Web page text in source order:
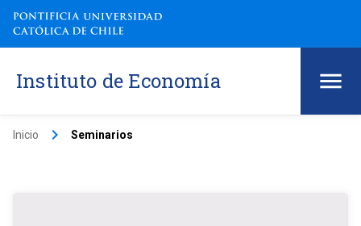
Instituto de Economía
Inicio keyboard_arrow_right Seminarios